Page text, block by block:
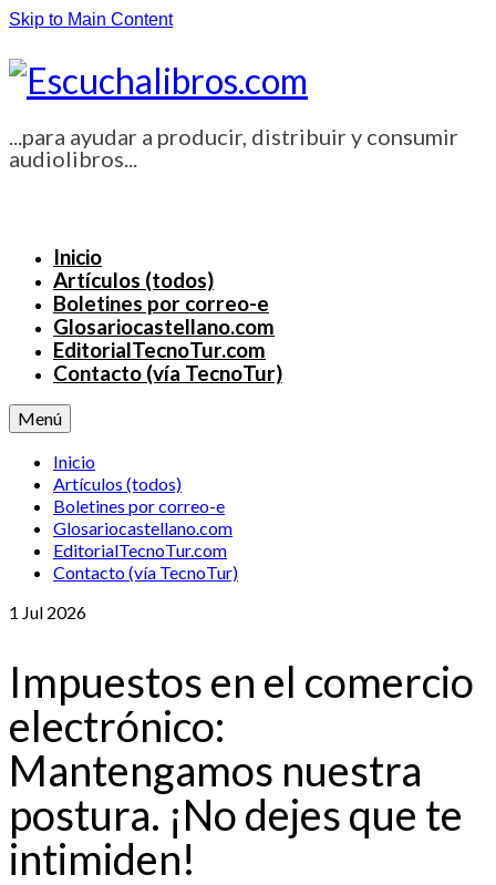
Skip to Main Content
...para ayudar a producir, distribuir y consumir
audiolibros...
Inicio
Artículos (todos)
Boletines por correo-e
Glosariocastellano.com
EditorialTecnoTur.com
Contacto (vía TecnoTur)
Menú
Inicio
Artículos (todos)
Boletines por correo-e
Glosariocastellano.com
EditorialTecnoTur.com
Contacto (vía TecnoTur)
1 Jul 2026
Impuestos en el comercio
electrónico:
Mantengamos nuestra
postura. ¡No dejes que te
intimiden!